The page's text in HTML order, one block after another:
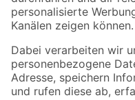
Folge uns
Zahlungsarten